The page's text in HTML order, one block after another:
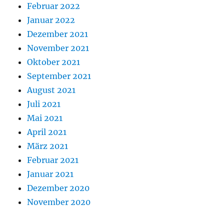
Februar 2022
Januar 2022
Dezember 2021
November 2021
Oktober 2021
September 2021
August 2021
Juli 2021
Mai 2021
April 2021
März 2021
Februar 2021
Januar 2021
Dezember 2020
November 2020